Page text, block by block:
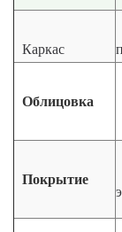
Каркас
Облицовка
Покрытие